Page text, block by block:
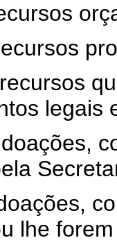
legais
lhe